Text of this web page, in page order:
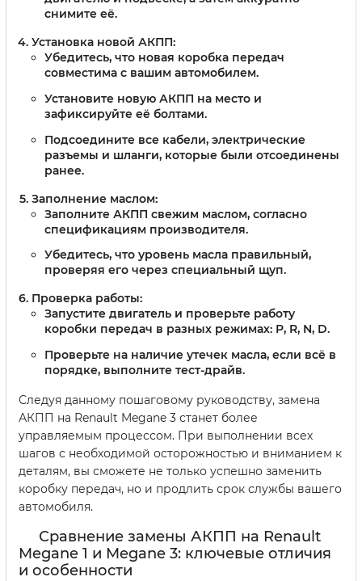
снимите её.
Установка новой АКПП:
Убедитесь, что новая коробка передач
совместима с вашим автомобилем.
Установите новую АКПП на место и
зафиксируйте её болтами.
Подсоедините все кабели, электрические
разъемы и шланги, которые были отсоединены
ранее.
Заполнение маслом:
Заполните АКПП свежим маслом, согласно
спецификациям производителя.
Убедитесь, что уровень масла правильный,
проверяя его через специальный щуп.
Проверка работы:
Запустите двигатель и проверьте работу
коробки передач в разных режимах: P, R, N, D.
Проверьте на наличие утечек масла, если всё в
порядке, выполните тест-драйв.
Следуя данному пошаговому руководству, замена
АКПП на Renault Megane 3 станет более
управляемым процессом. При выполнении всех
шагов с необходимой осторожностью и вниманием к
деталям, вы сможете не только успешно заменить
коробку передач, но и продлить срок службы вашего
автомобиля.
Сравнение замены АКПП на Renault
Megane 1 и Megane 3: ключевые отличия
и особенности